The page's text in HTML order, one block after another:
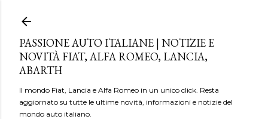
PASSIONE AUTO ITALIANE | NOTIZIE E
NOVITÀ FIAT, ALFA ROMEO, LANCIA,
ABARTH
Il mondo Fiat, Lancia e Alfa Romeo in un unico click. Resta
aggiornato su tutte le ultime novità, informazioni e notizie del
mondo auto italiano.